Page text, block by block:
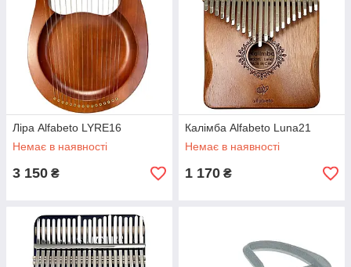
Ліра Alfabeto LYRE16
Немає в наявності
3 150 ₴
Калімба Alfabeto Luna21
Немає в наявності
1 170 ₴